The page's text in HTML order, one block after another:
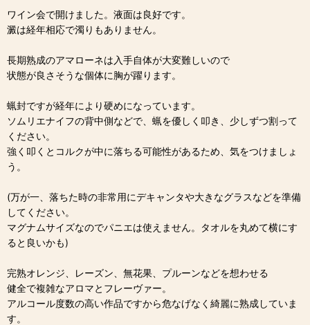
ワイン会で開けました。液面は良好です。
澱は経年相応で濁りもありません。
長期熟成のアマローネは入手自体が大変難しいので
状態が良さそうな個体に胸が躍ります。
蝋封ですが経年により硬めになっています。
ソムリエナイフの背中側などで、蝋を優しく叩き、少しずつ割って
ください。
強く叩くとコルクが中に落ちる可能性があるため、気をつけましょ
う。
(万が一、落ちた時の非常用にデキャンタや大きなグラスなどを準備
してください。
マグナムサイズなのでパニエは使えません。タオルを丸めて横にす
ると良いかも)
完熟オレンジ、レーズン、無花果、プルーンなどを想わせる
健全で複雑なアロマとフレーヴァー。
アルコール度数の高い作品ですから危なげなく綺麗に熟成していま
す。